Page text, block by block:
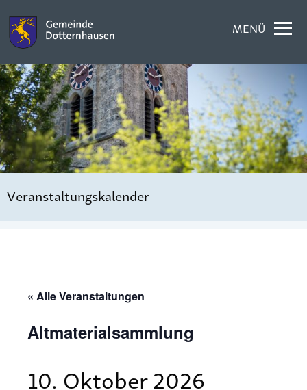
MENÜ
Veranstaltungskalender
« Alle Veranstaltungen
Altmaterialsammlung
10. Oktober 2026